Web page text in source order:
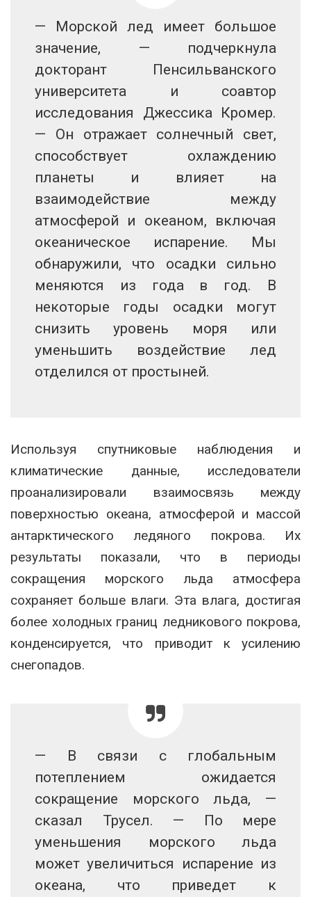
— Морской лед имеет большое
значение, — подчеркнула
докторант Пенсильванского
университета и соавтор
исследования Джессика Кромер.
— Он отражает солнечный свет,
способствует охлаждению
планеты и влияет на
взаимодействие между
атмосферой и океаном, включая
океаническое испарение. Мы
обнаружили, что осадки сильно
меняются из года в год. В
некоторые годы осадки могут
снизить уровень моря или
уменьшить воздействие лед
отделился от простыней.
Используя спутниковые наблюдения и
климатические данные, исследователи
проанализировали взаимосвязь между
поверхностью океана, атмосферой и массой
антарктического ледяного покрова. Их
результаты показали, что в периоды
сокращения морского льда атмосфера
сохраняет больше влаги. Эта влага, достигая
более холодных границ ледникового покрова,
конденсируется, что приводит к усилению
снегопадов.
— В связи с глобальным
потеплением ожидается
сокращение морского льда, —
сказал Трусел. — По мере
уменьшения морского льда
может увеличиться испарение из
океана, что приведет к